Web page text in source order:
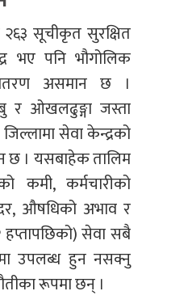
सूचीकृत सुरक्षित
भए पनि भौगोलिक
असमान छ ।
र ओखलढुङ्गा जस्ता
सेवा केन्द्रको
छ । यसबाहेक तालिम
कमी, कर्मचारीको
औषधिको अभाव र
हप्तापछिको) सेवा सबै
उपलब्ध हुन नसक्नु
रूपमा छन् ।